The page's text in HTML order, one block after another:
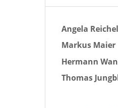
Angela Reichel
Markus Maier
Hermann
Thomas